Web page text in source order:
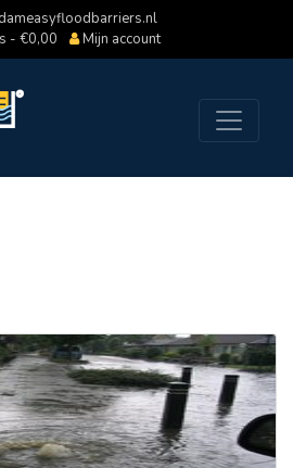
- €0,00 Mijn account